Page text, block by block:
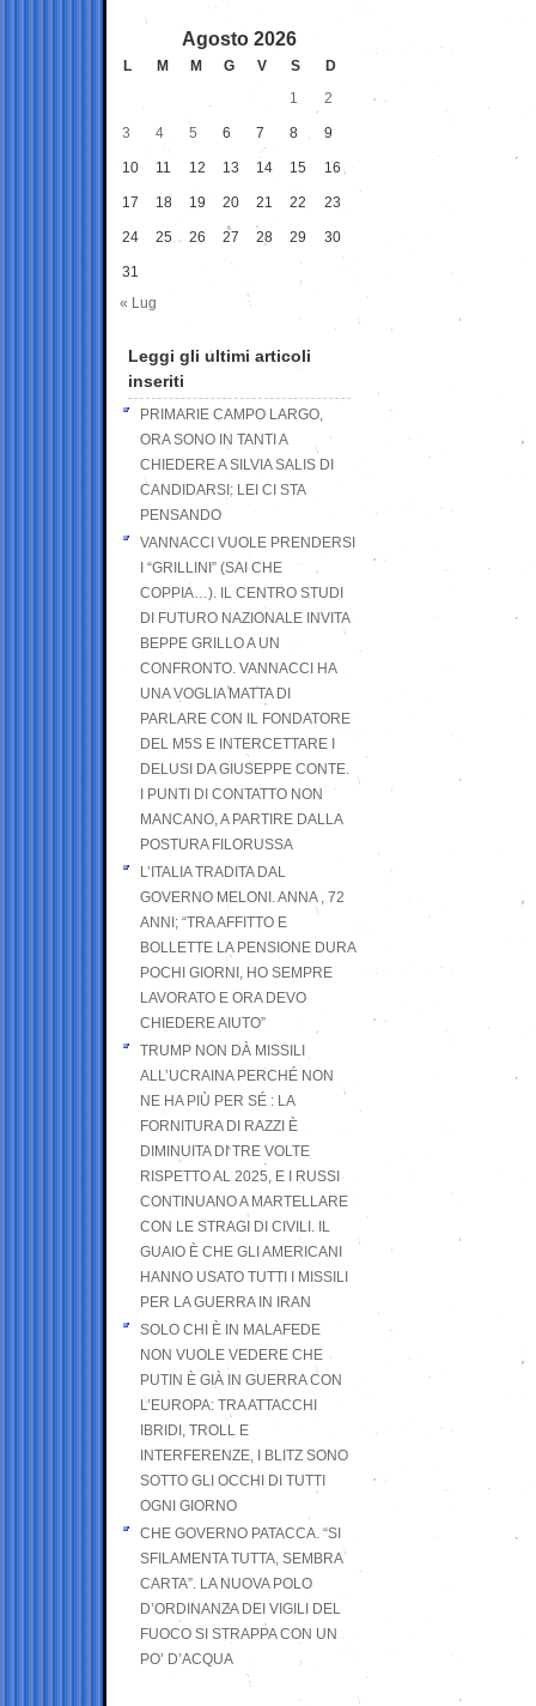
Agosto 2026
L M M G V S
D
1
2
3 4 5 6 7 8 9
10 11 12 13 14 15 16
17 18 19 20 21 22 23
24 25 26 27 28 29 30
31
« Lug
Leggi gli ultimi articoli
inseriti
PRIMARIE CAMPO LARGO,
ORA SONO IN TANTI A
CHIEDERE A SILVIA SALIS DI
CANDIDARSI: LEI CI STA
PENSANDO
VANNACCI VUOLE PRENDERSI
I “GRILLINI” (SAI CHE
COPPIA…). IL CENTRO STUDI
DI FUTURO NAZIONALE INVITA
BEPPE GRILLO A UN
CONFRONTO. VANNACCI HA
UNA VOGLIA MATTA DI
PARLARE CON IL FONDATORE
DEL M5S E INTERCETTARE I
DELUSI DA GIUSEPPE CONTE.
I PUNTI DI CONTATTO NON
MANCANO, A PARTIRE DALLA
POSTURA FILORUSSA
L’ITALIA TRADITA DAL
GOVERNO MELONI. ANNA , 72
ANNI; “TRA AFFITTO E
BOLLETTE LA PENSIONE DURA
POCHI GIORNI, HO SEMPRE
LAVORATO E ORA DEVO
CHIEDERE AIUTO”
TRUMP NON DÀ MISSILI
ALL’UCRAINA PERCHÉ NON
NE HA PIÙ PER SÉ : LA
FORNITURA DI RAZZI È
DIMINUITA DI TRE VOLTE
RISPETTO AL 2025, E I RUSSI
CONTINUANO A MARTELLARE
CON LE STRAGI DI CIVILI. IL
GUAIO È CHE GLI AMERICANI
HANNO USATO TUTTI I MISSILI
PER LA GUERRA IN IRAN
SOLO CHI È IN MALAFEDE
NON VUOLE VEDERE CHE
PUTIN È GIÀ IN GUERRA CON
L’EUROPA: TRA ATTACCHI
IBRIDI, TROLL E
INTERFERENZE, I BLITZ SONO
SOTTO GLI OCCHI DI TUTTI
OGNI GIORNO
CHE GOVERNO PATACCA. “SI
SFILAMENTA TUTTA, SEMBRA
CARTA”. LA NUOVA POLO
D’ORDINANZA DEI VIGILI DEL
FUOCO SI STRAPPA CON UN
PO’ D’ACQUA